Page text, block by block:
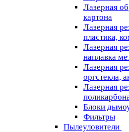
Лазерная
картона
Лазерная
пластика,
Лазерная
наплавка
Лазерная
оргстекла,
Лазерная
Блоки
Фильтры
Пылеуловители